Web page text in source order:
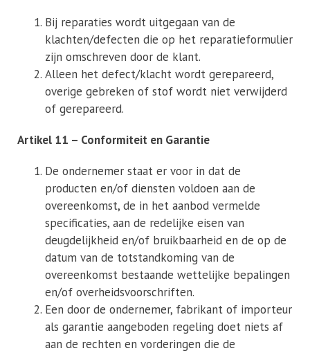
Bij reparaties wordt uitgegaan van de
klachten/defecten die op het reparatieformulier
zijn omschreven door de klant.
Alleen het defect/klacht wordt gerepareerd,
overige gebreken of stof wordt niet verwijderd
of gerepareerd.
Artikel 11 – Conformiteit en Garantie
De ondernemer staat er voor in dat de
producten en/of diensten voldoen aan de
overeenkomst, de in het aanbod vermelde
specificaties, aan de redelijke eisen van
deugdelijkheid en/of bruikbaarheid en de op de
datum van de totstandkoming van de
overeenkomst bestaande wettelijke bepalingen
en/of overheidsvoorschriften.
Een door de ondernemer, fabrikant of importeur
als garantie aangeboden regeling doet niets af
aan de rechten en vorderingen die de